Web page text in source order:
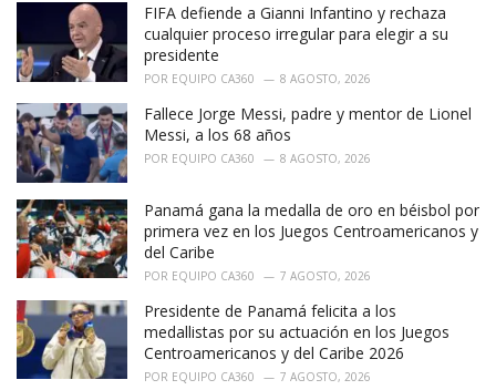
FIFA defiende a Gianni Infantino y rechaza
cualquier proceso irregular para elegir a su
presidente
POR EQUIPO CA360 8 AGOSTO, 2026
Fallece Jorge Messi, padre y mentor de Lionel
Messi, a los 68 años
POR EQUIPO CA360 8 AGOSTO, 2026
Panamá gana la medalla de oro en béisbol por
primera vez en los Juegos Centroamericanos y
del Caribe
POR EQUIPO CA360 7 AGOSTO, 2026
Presidente de Panamá felicita a los
medallistas por su actuación en los Juegos
Centroamericanos y del Caribe 2026
POR EQUIPO CA360 7 AGOSTO, 2026